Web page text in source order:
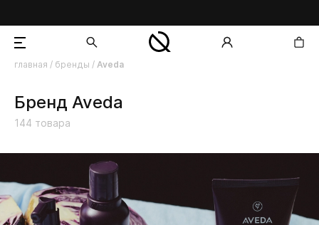
главная / бренды / Aveda
Бренд Aveda
144 товара